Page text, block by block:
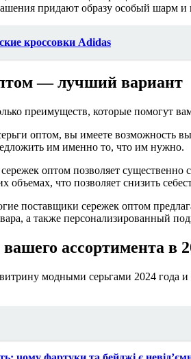
придают образу особый шарм и
кроссовки Adidas
— лучший вариант
преимуществ, которые помогут
оптом, вы имеете возможность
им именно то, что им нужно.
оптом позволяет
объемах, что позволяет снизить
поставщики сережек оптом
а также персонализированный
ассортимента в
модными серьгами 2024 года